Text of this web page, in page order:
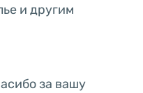
и другим
за вашу